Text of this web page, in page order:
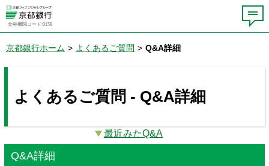
金融機関コード:0158
京都銀行ホーム > よくあるご質問 > Q&A詳細
よくあるご質問 - Q&A詳細
最近みたQ&A
Q&A詳細